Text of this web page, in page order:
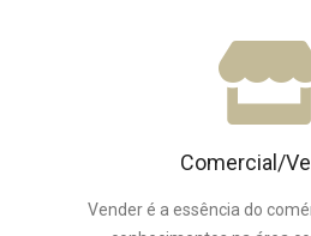
Comercial/
Vender é a essência do